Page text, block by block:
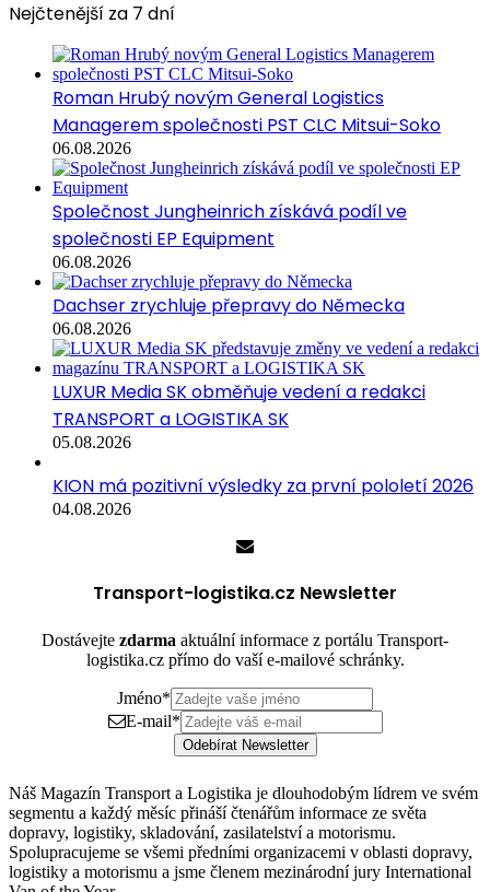
Nejčtenější za 7 dní
Roman Hrubý novým General Logistics
Managerem společnosti PST CLC Mitsui-Soko
06.08.2026
Společnost Jungheinrich získává podíl ve
společnosti EP Equipment
06.08.2026
Dachser zrychluje přepravy do Německa
06.08.2026
LUXUR Media SK obměňuje vedení a redakci
TRANSPORT a LOGISTIKA SK
05.08.2026
KION má pozitivní výsledky za první pololetí 2026
04.08.2026
Transport-logistika.cz Newsletter
Dostávejte zdarma aktuální informace z portálu Transport-
logistika.cz přímo do vaší e-mailové schránky.
Jméno*
E-mail*
Odebírat Newsletter
Náš Magazín Transport a Logistika je dlouhodobým lídrem ve svém
segmentu a každý měsíc přináší čtenářům informace ze světa
dopravy, logistiky, skladování, zasilatelství a motorismu.
Spolupracujeme se všemi předními organizacemi v oblasti dopravy,
logistiky a motorismu a jsme členem mezinárodní jury International